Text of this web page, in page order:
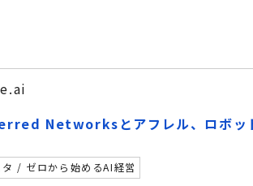
Networksとアフレル、ロボッ
タ / ゼロから始めるAI経営